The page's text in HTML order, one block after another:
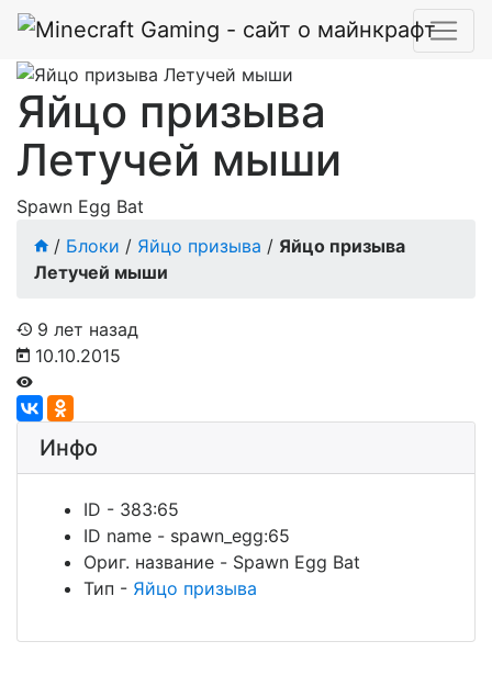
Яйцо призыва
Летучей мыши
Spawn Egg Bat
/ Блоки / Яйцо призыва / Яйцо призыва
Летучей мыши
9 лет назад
10.10.2015
Инфо
ID - 383:65
ID name - spawn_egg:65
Ориг. название - Spawn Egg Bat
Тип - Яйцо призыва